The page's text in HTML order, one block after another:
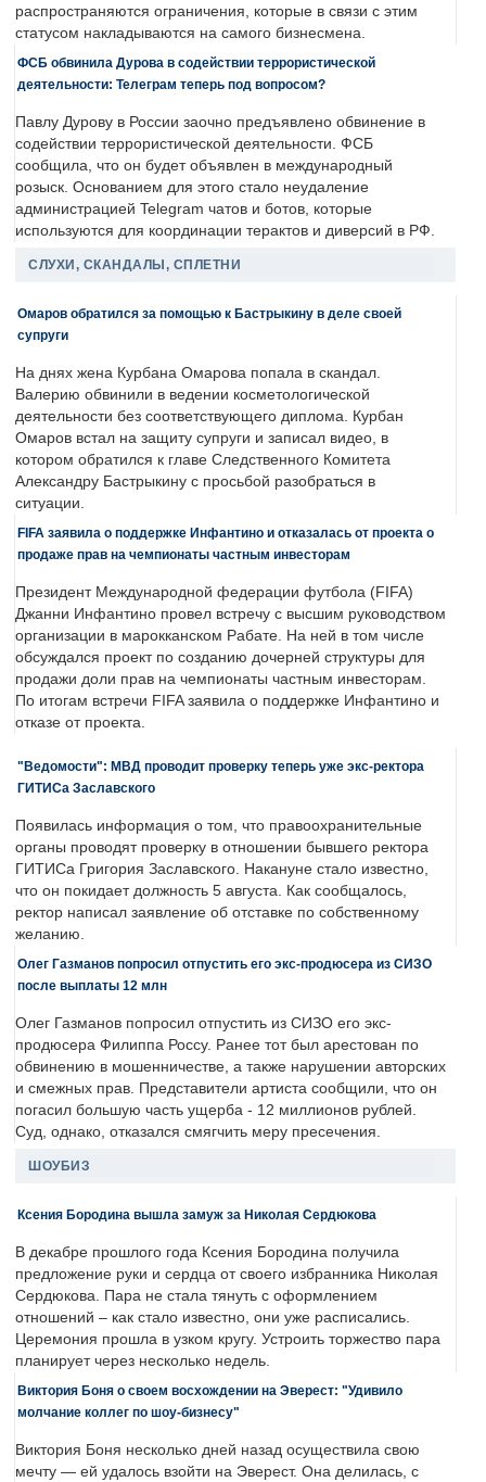
распространяются ограничения, которые в связи с этим
статусом накладываются на самого бизнесмена.
ФСБ обвинила Дурова в содействии террористической
деятельности: Телеграм теперь под вопросом?
Павлу Дурову в России заочно предъявлено обвинение в
содействии террористической деятельности. ФСБ
сообщила, что он будет объявлен в международный
розыск. Основанием для этого стало неудаление
администрацией Telegram чатов и ботов, которые
используются для координации терактов и диверсий в РФ.
СЛУХИ, СКАНДАЛЫ, СПЛЕТНИ
Омаров обратился за помощью к Бастрыкину в деле своей
супруги
На днях жена Курбана Омарова попала в скандал.
Валерию обвинили в ведении косметологической
деятельности без соответствующего диплома. Курбан
Омаров встал на защиту супруги и записал видео, в
котором обратился к главе Следственного Комитета
Александру Бастрыкину с просьбой разобраться в
ситуации.
FIFA заявила о поддержке Инфантино и отказалась от проекта о
продаже прав на чемпионаты частным инвесторам
Президент Международной федерации футбола (FIFA)
Джанни Инфантино провел встречу с высшим руководством
организации в марокканском Рабате. На ней в том числе
обсуждался проект по созданию дочерней структуры для
продажи доли прав на чемпионаты частным инвесторам.
По итогам встречи FIFA заявила о поддержке Инфантино и
отказе от проекта.
"Ведомости": МВД проводит проверку теперь уже экс-ректора
ГИТИСа Заславского
Появилась информация о том, что правоохранительные
органы проводят проверку в отношении бывшего ректора
ГИТИСа Григория Заславского. Накануне стало известно,
что он покидает должность 5 августа. Как сообщалось,
ректор написал заявление об отставке по собственному
желанию.
Олег Газманов попросил отпустить его экс-продюсера из СИЗО
после выплаты 12 млн
Олег Газманов попросил отпустить из СИЗО его экс-
продюсера Филиппа Россу. Ранее тот был арестован по
обвинению в мошенничестве, а также нарушении авторских
и смежных прав. Представители артиста сообщили, что он
погасил большую часть ущерба - 12 миллионов рублей.
Суд, однако, отказался смягчить меру пресечения.
ШОУБИЗ
Ксения Бородина вышла замуж за Николая Сердюкова
В декабре прошлого года Ксения Бородина получила
предложение руки и сердца от своего избранника Николая
Сердюкова. Пара не стала тянуть с оформлением
отношений – как стало известно, они уже расписались.
Церемония прошла в узком кругу. Устроить торжество пара
планирует через несколько недель.
Виктория Боня о своем восхождении на Эверест: "Удивило
молчание коллег по шоу-бизнесу"
Виктория Боня несколько дней назад осуществила свою
мечту — ей удалось взойти на Эверест. Она делилась, с